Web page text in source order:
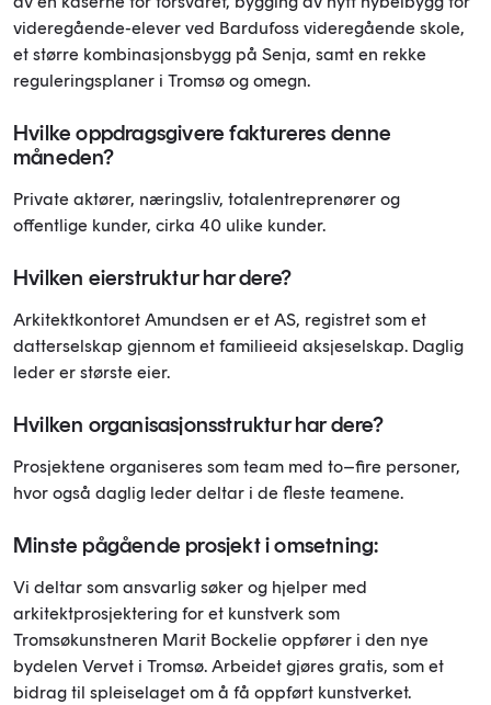
videregående-elever ved Bardufoss videregående skole,
et større kombinasjonsbygg på Senja, samt en rekke
reguleringsplaner i Tromsø og omegn.
Hvilke oppdragsgivere faktureres denne
måneden?
Private aktører, næringsliv, totalentreprenører og
offentlige kunder, cirka 40 ulike kunder.
Hvilken eierstruktur har dere?
Arkitektkontoret Amundsen er et AS, registret som et
datterselskap gjennom et familieeid aksjeselskap. Daglig
leder er største eier.
Hvilken organisasjonsstruktur har dere?
Prosjektene organiseres som team med to–fire personer,
hvor også daglig leder deltar i de fleste teamene.
Minste pågående prosjekt i omsetning:
Vi deltar som ansvarlig søker og hjelper med
arkitektprosjektering for et kunstverk som
Tromsøkunstneren Marit Bockelie oppfører i den nye
bydelen Vervet i Tromsø. Arbeidet gjøres gratis, som et
bidrag til spleiselaget om å få oppført kunstverket.